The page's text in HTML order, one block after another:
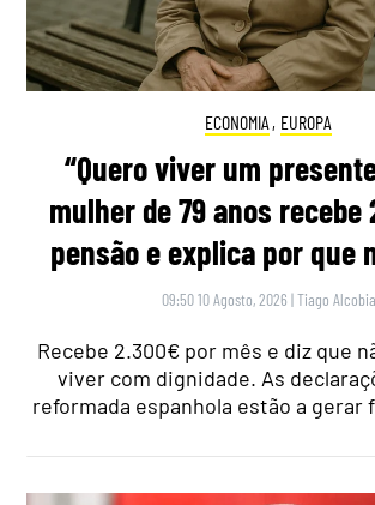
ECONOMIA , EUROPA
“Quero viver um
mulher de 79 anos recebe
pensão e explica por que
09:50 10 Agosto, 2026 |Tiago Alcobia
Recebe 2.300€ por mês e diz que
viver com dignidade. As
reformada espanhola estão a gerar